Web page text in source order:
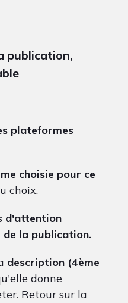
publication,
plateformes
choisie pour ce
choix.
d'attention
de la publication.
description (4ème
donne
Retour sur la